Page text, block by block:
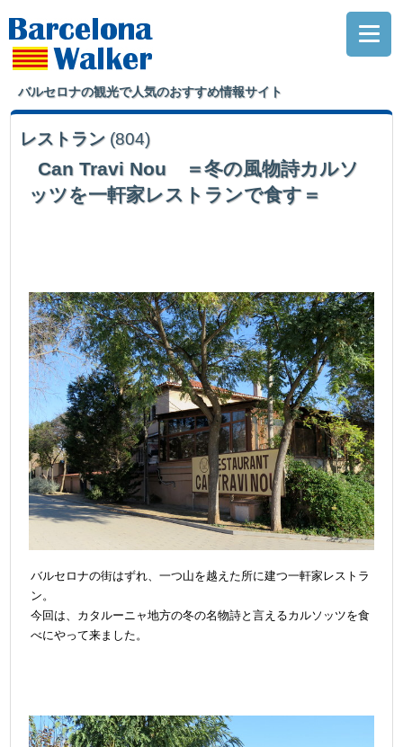
バルセロナの観光で人気のおすすめ情報サイト
レストラン (804)
Can Travi Nou ＝冬の風物詩カルソ
ッツを一軒家レストランで食す＝
バルセロナの街はずれ、一つ山を越えた所に建つ一軒家レストラ
ン。
今回は、カタルーニャ地方の冬の名物詩と言えるカルソッツを食
べにやって来ました。